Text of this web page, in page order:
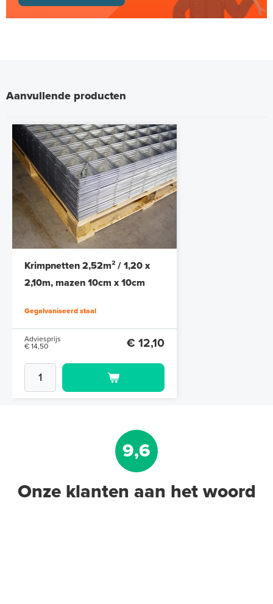
Aanvullende producten
Krimpnetten 2,52m² / 1,20 x
2,10m, mazen 10cm x 10cm
Gegalvaniseerd staal
Adviesprijs
€ 14,50
€ 12,10
9,6
Onze klanten aan het woord